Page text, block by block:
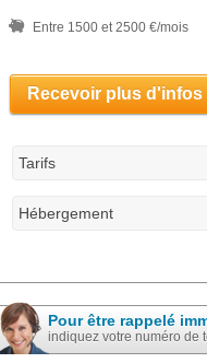
Entre 1500 et 2500 €/mois
Recevoir plus d'infos
Tarifs
Hébergement
Pour être rappelé
indiquez votre numéro de